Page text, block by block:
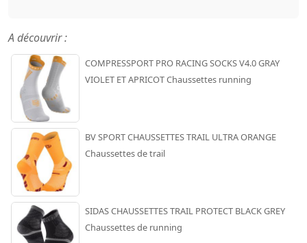
A découvrir :
COMPRESSPORT PRO RACING SOCKS V4.0 GRAY
VIOLET ET APRICOT Chaussettes running
BV SPORT CHAUSSETTES TRAIL ULTRA ORANGE
Chaussettes de trail
SIDAS CHAUSSETTES TRAIL PROTECT BLACK GREY
Chaussettes de running